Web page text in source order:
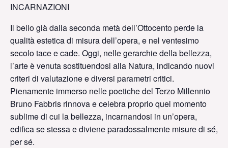
INCARNAZIONI
Il bello già dalla seconda metà dell’Ottocento perde la
qualità estetica di misura dell’opera, e nel ventesimo
secolo tace e cade. Oggi, nelle gerarchie della bellezza,
l’arte è venuta sostituendosi alla Natura, indicando nuovi
criteri di valutazione e diversi parametri critici.
Pienamente immerso nelle poetiche del Terzo Millennio
Bruno Fabbris rinnova e celebra proprio quel momento
sublime di cui la bellezza, incarnandosi in un’opera,
edifica se stessa e diviene paradossalmente misure di sé,
per sé.